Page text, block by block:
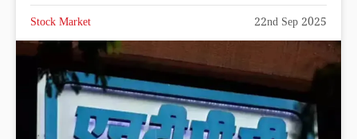
Stock Market 22nd Sep 2025